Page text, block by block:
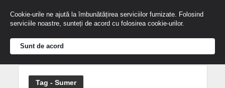
Tag - Sumer
Cookie-urile ne ajută la îmbunătățirea serviciilor furnizate. Folosind
serviciile noastre, sunteți de acord cu folosirea cookie-urilor.
Sunt de acord